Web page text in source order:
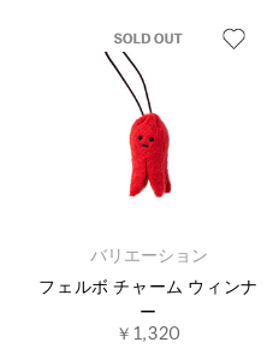
バリエーション
フェルボ チャーム ウィンナ
ー
￥1,320